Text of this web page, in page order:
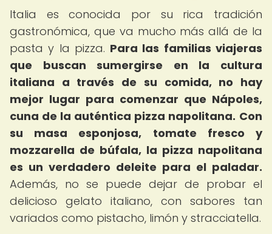
Italia es conocida por su rica tradición
gastronómica, que va mucho más allá de la
pasta y la pizza. Para las familias viajeras
que buscan sumergirse en la cultura
italiana a través de su comida, no hay
mejor lugar para comenzar que Nápoles,
cuna de la auténtica pizza napolitana. Con
su masa esponjosa, tomate fresco y
mozzarella de búfala, la pizza napolitana
es un verdadero deleite para el paladar.
Además, no se puede dejar de probar el
delicioso gelato italiano, con sabores tan
variados como pistacho, limón y stracciatella.